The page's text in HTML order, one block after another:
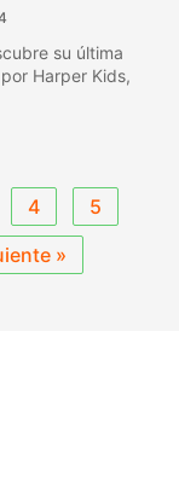
su última
Harper Kids,
4
5
»